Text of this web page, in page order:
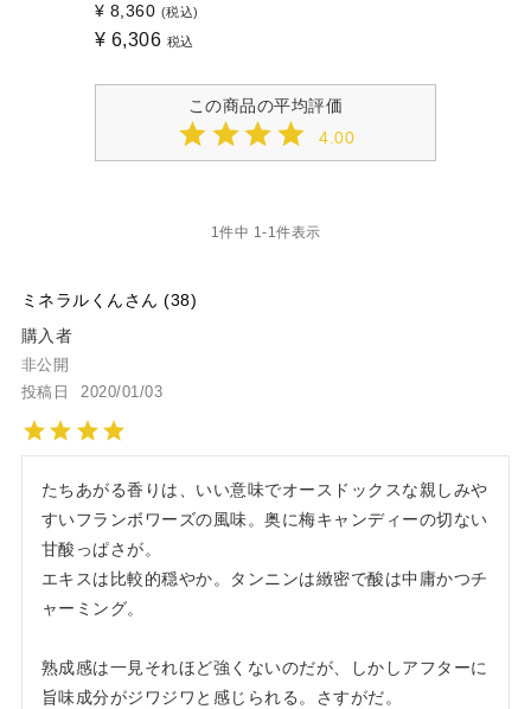
¥ 8,360 (税込)
¥ 6,306 税込
4.00
1件中 1-1件表示
ミネラルくん
38
購入者
非公開
投稿日
2020/01/03
たちあがる香りは、いい意味でオースドックスな親しみや
すいフランボワーズの風味。奥に梅キャンディーの切ない
甘酸っぱさが。
エキスは比較的穏やか。タンニンは緻密で酸は中庸かつチ
ャーミング。
熟成感は一見それほど強くないのだが、しかしアフターに
旨味成分がジワジワと感じられる。さすがだ。